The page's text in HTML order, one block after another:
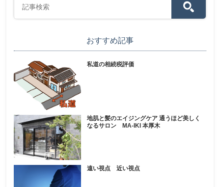
おすすめ記事
私道の相続税評価
地肌と髪のエイジングケア 通うほど美しく
なるサロン MA-IKI 本厚木
遠い視点 近い視点